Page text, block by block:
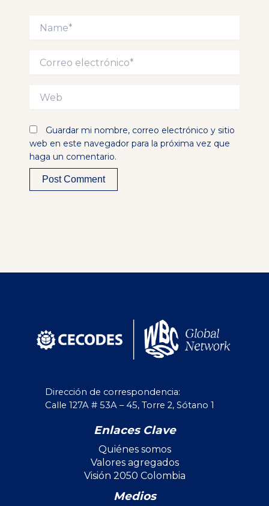
electrónico*
Guardar mi nombre, correo electrónico y sitio
web en este navegador para la próxima vez que
haga un comentario.
Dirección de correspondencia:
Calle 127A # 53A – 45, Torre 2, Sótano 1
Enlaces Clave
Quiénes somos
Valores agregados
Visión 2050 Colombia
Medios